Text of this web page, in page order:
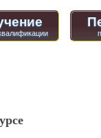
по курсу повышения квалификации